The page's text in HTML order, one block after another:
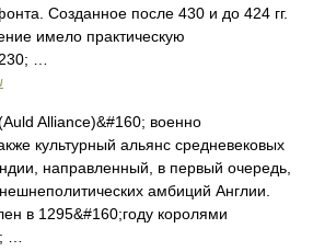
Созданное после 430 и до 424 гг.
имело практическую
…
Alliance)&#160; военно
культурный альянс средневековых
направленный, в первый очередь,
амбиций Англии.
в 1295&#160;году королями
…